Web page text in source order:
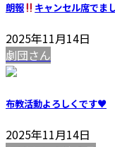
朗報 キャンセル席でま
2025年11月14日
劇団さん
布教活動よろしくです♥️
2025年11月14日